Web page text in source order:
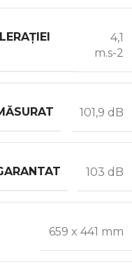
4,1
m.s-2
101,9 dB
103 dB
659 x 441 mm